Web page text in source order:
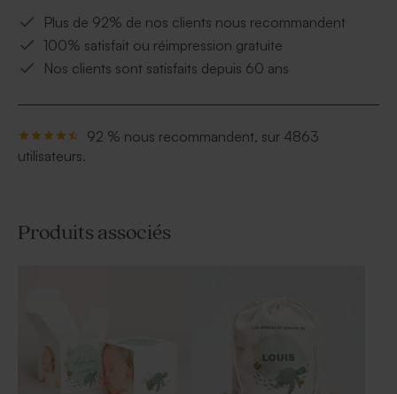
Plus de 92% de nos clients nous recommandent
100% satisfait ou réimpression gratuite
Nos clients sont satisfaits depuis 60 ans
92 % nous recommandent, sur 4863
utilisateurs.
Produits associés